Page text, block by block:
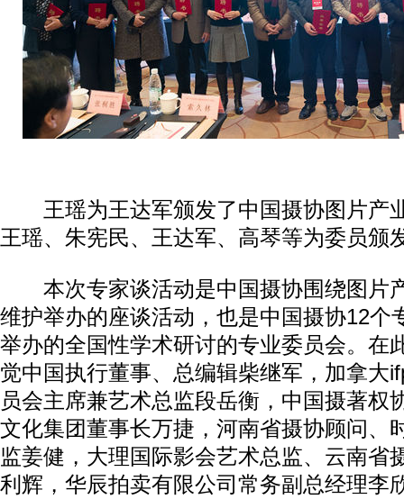
王瑶为王达军颁发了中国摄协图片产
王瑶、朱宪民、王达军、高琴等为委员颁
本次专家谈活动是中国摄协围绕图片
维护举办的座谈活动，也是中国摄协12个
举办的全国性学术研讨的专业委员会。在
觉中国执行董事、总编辑柴继军，加拿大
员会主席兼艺术总监段岳衡，中国摄著权
文化集团董事长万捷，河南省摄协顾问、
监姜健，大理国际影会艺术总监、云南省
利辉，华辰拍卖有限公司常务副总经理李